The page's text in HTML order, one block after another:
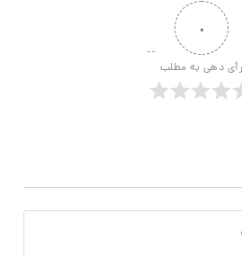
۰
رأی دهی به مطلب